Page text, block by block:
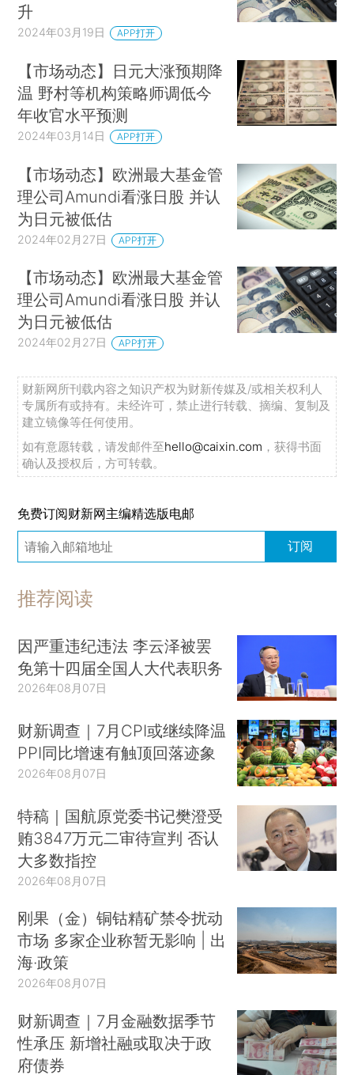
升
2024年03月19日 APP打开
【市场动态】日元大涨预期降
温 野村等机构策略师调低今
年收官水平预测
2024年03月14日 APP打开
【市场动态】欧洲最大基金管
理公司Amundi看涨日股 并认
为日元被低估
2024年02月27日 APP打开
【市场动态】欧洲最大基金管
理公司Amundi看涨日股 并认
为日元被低估
2024年02月27日 APP打开
财新网所刊载内容之知识产权为财新传媒及/或相关权利人
专属所有或持有。未经许可，禁止进行转载、摘编、复制及
建立镜像等任何使用。
如有意愿转载，请发邮件至hello@caixin.com ，获得书面
确认及授权后，方可转载。
免费订阅财新网主编精选版电邮
订阅
推荐阅读
因严重违纪违法 李云泽被罢
免第十四届全国人大代表职务
2026年08月07日
财新调查｜7月CPI或继续降温
PPI同比增速有触顶回落迹象
2026年08月07日
特稿｜国航原党委书记樊澄受
贿3847万元二审待宣判 否认
大多数指控
2026年08月07日
刚果（金）铜钴精矿禁令扰动
市场 多家企业称暂无影响 | 出
海·政策
2026年08月07日
财新调查｜7月金融数据季节
性承压 新增社融或取决于政
府债券